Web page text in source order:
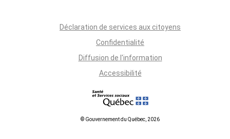
Déclaration de services aux citoyens
Confidentialité
Diffusion de l'information
Accessibilité
© Gouvernement du Québec, 2026